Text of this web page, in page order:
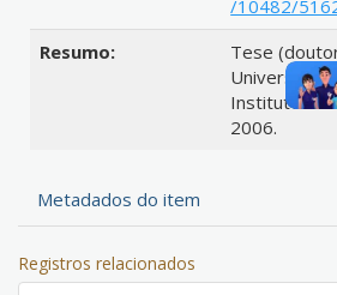
/10482/
Resumo:
Tese
Instituto de
2006.
Metadados do item
Registros relacionados